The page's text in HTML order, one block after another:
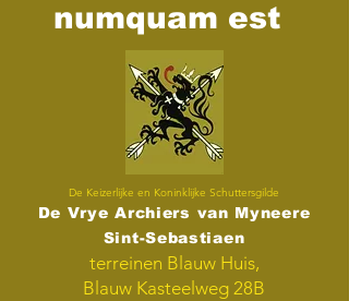
numquam est
De Keizerlijke en Koninklijke Schuttersgilde
De Vrye Archiers van Myneere
Sint-Sebastiaen
terreinen Blauw Huis,
Blauw Kasteelweg 28B